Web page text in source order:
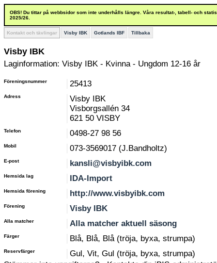
OBS! Du tittar på webbsidor som inte underhålls längre. Våra resultat-, tabell- och
2025/26.
Kontakt och tävlingar Visby IBK Gotlands IBF Tillbaka
Visby IBK
Laginformation: Visby IBK - Kvinna - Ungdom 12-16 år
Föreningsnummer 25413
Adress
Visby IBK
Visborgsallén 34
621 50 VISBY
Telefon 0498-27 98 56
Mobil 073-3569017 (J.Bandholtz)
E-post kansli@visbyibk.com
Hemsida lag IDA-Import
Hemsida förening http://www.visbyibk.com
Förening Visby IBK
Alla matcher Alla matcher aktuell säsong
Färger Blå, Blå, Blå (tröja, byxa, strumpa)
Reservfärger
Gul, Vit, Gul (tröja, byxa, strumpa)